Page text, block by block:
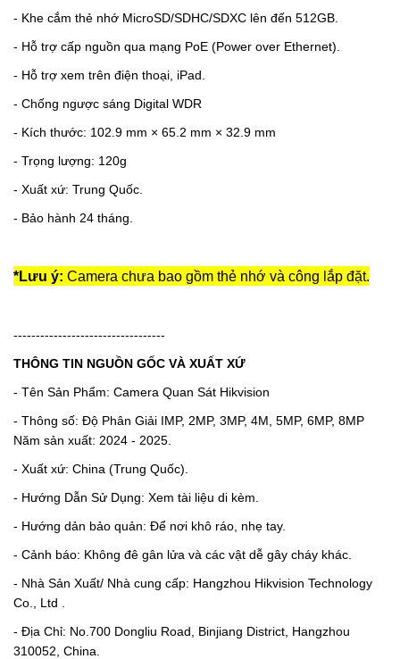
- Khe cắm thẻ nhớ MicroSD/SDHC/SDXC lên đến 512GB.
- Hỗ trợ cấp nguồn qua mạng PoE (Power over Ethernet).
- Hỗ trợ xem trên điện thoại, iPad.
- Chống ngược sáng Digital WDR
- Kích thước: 102.9 mm × 65.2 mm × 32.9 mm
- Trọng lượng: 120g
- Xuất xứ: Trung Quốc.
- Bảo hành 24 tháng.
*Lưu ý: Camera chưa bao gồm thẻ nhớ và công lắp đặt.
----------------------------------
THÔNG TIN NGUỒN GỐC VÀ XUẤT XỨ
- Tên Sản Phẩm: Camera Quan Sát Hikvision
- Thông số: Độ Phân Giải IMP, 2MP, 3MP, 4M, 5MP, 6MP, 8MP
Năm sản xuất: 2024 - 2025.
- Xuất xứ: China (Trung Quốc).
- Hướng Dẫn Sử Dụng: Xem tài liệu di kèm.
- Hướng dản bảo quản: Để nơi khô ráo, nhẹ tay.
- Cảnh báo: Không đê gân lửa và các vật dễ gây cháy khác.
- Nhà Sản Xuất/ Nhà cung cấp: Hangzhou Hikvision Technology
Co., Ltd .
- Địa Chỉ: No.700 Dongliu Road, Binjiang District, Hangzhou
310052, China.